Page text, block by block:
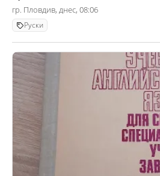
гр. Пловдив, днес, 08:06
Руски